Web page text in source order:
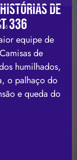
histórias de
336
equipe de
de
humilhados,
o palhaço do
e queda do